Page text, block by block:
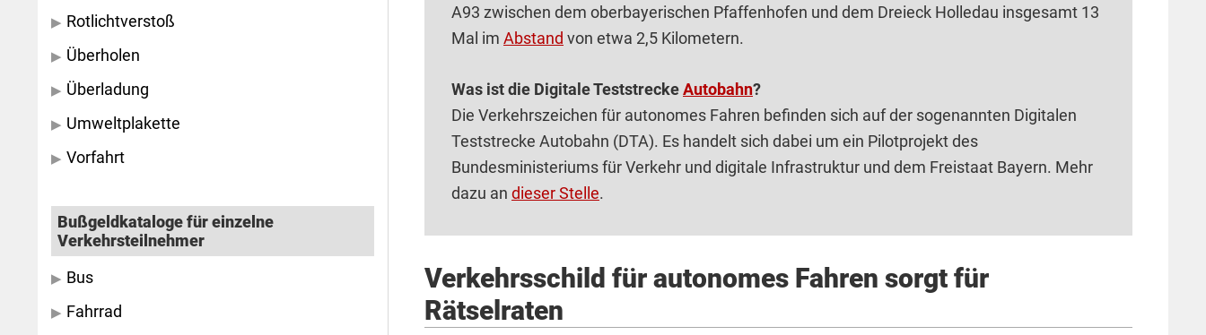
A93 zwischen dem oberbayerischen Pfaffenhofen und dem Dreieck Holledau insgesamt 13
Mal im Abstand von etwa 2,5 Kilometern.
Was ist die Digitale TeststreckeAutobahn?
Die Verkehrszeichen für autonomes Fahren befinden sich auf der sogenannten Digitalen
Teststrecke Autobahn (DTA). Es handelt sich dabei um ein Pilotprojekt des
Bundesministeriums für Verkehr und digitale Infrastruktur und dem Freistaat Bayern. Mehr
dazu an dieser Stelle.
Verkehrsschild für autonomes Fahren sorgt für
Rätselraten
Rotlichtverstoß
Überholen
Überladung
Umweltplakette
Vorfahrt
Bußgeldkataloge für einzelne
Verkehrsteilnehmer
Bus
Fahrrad